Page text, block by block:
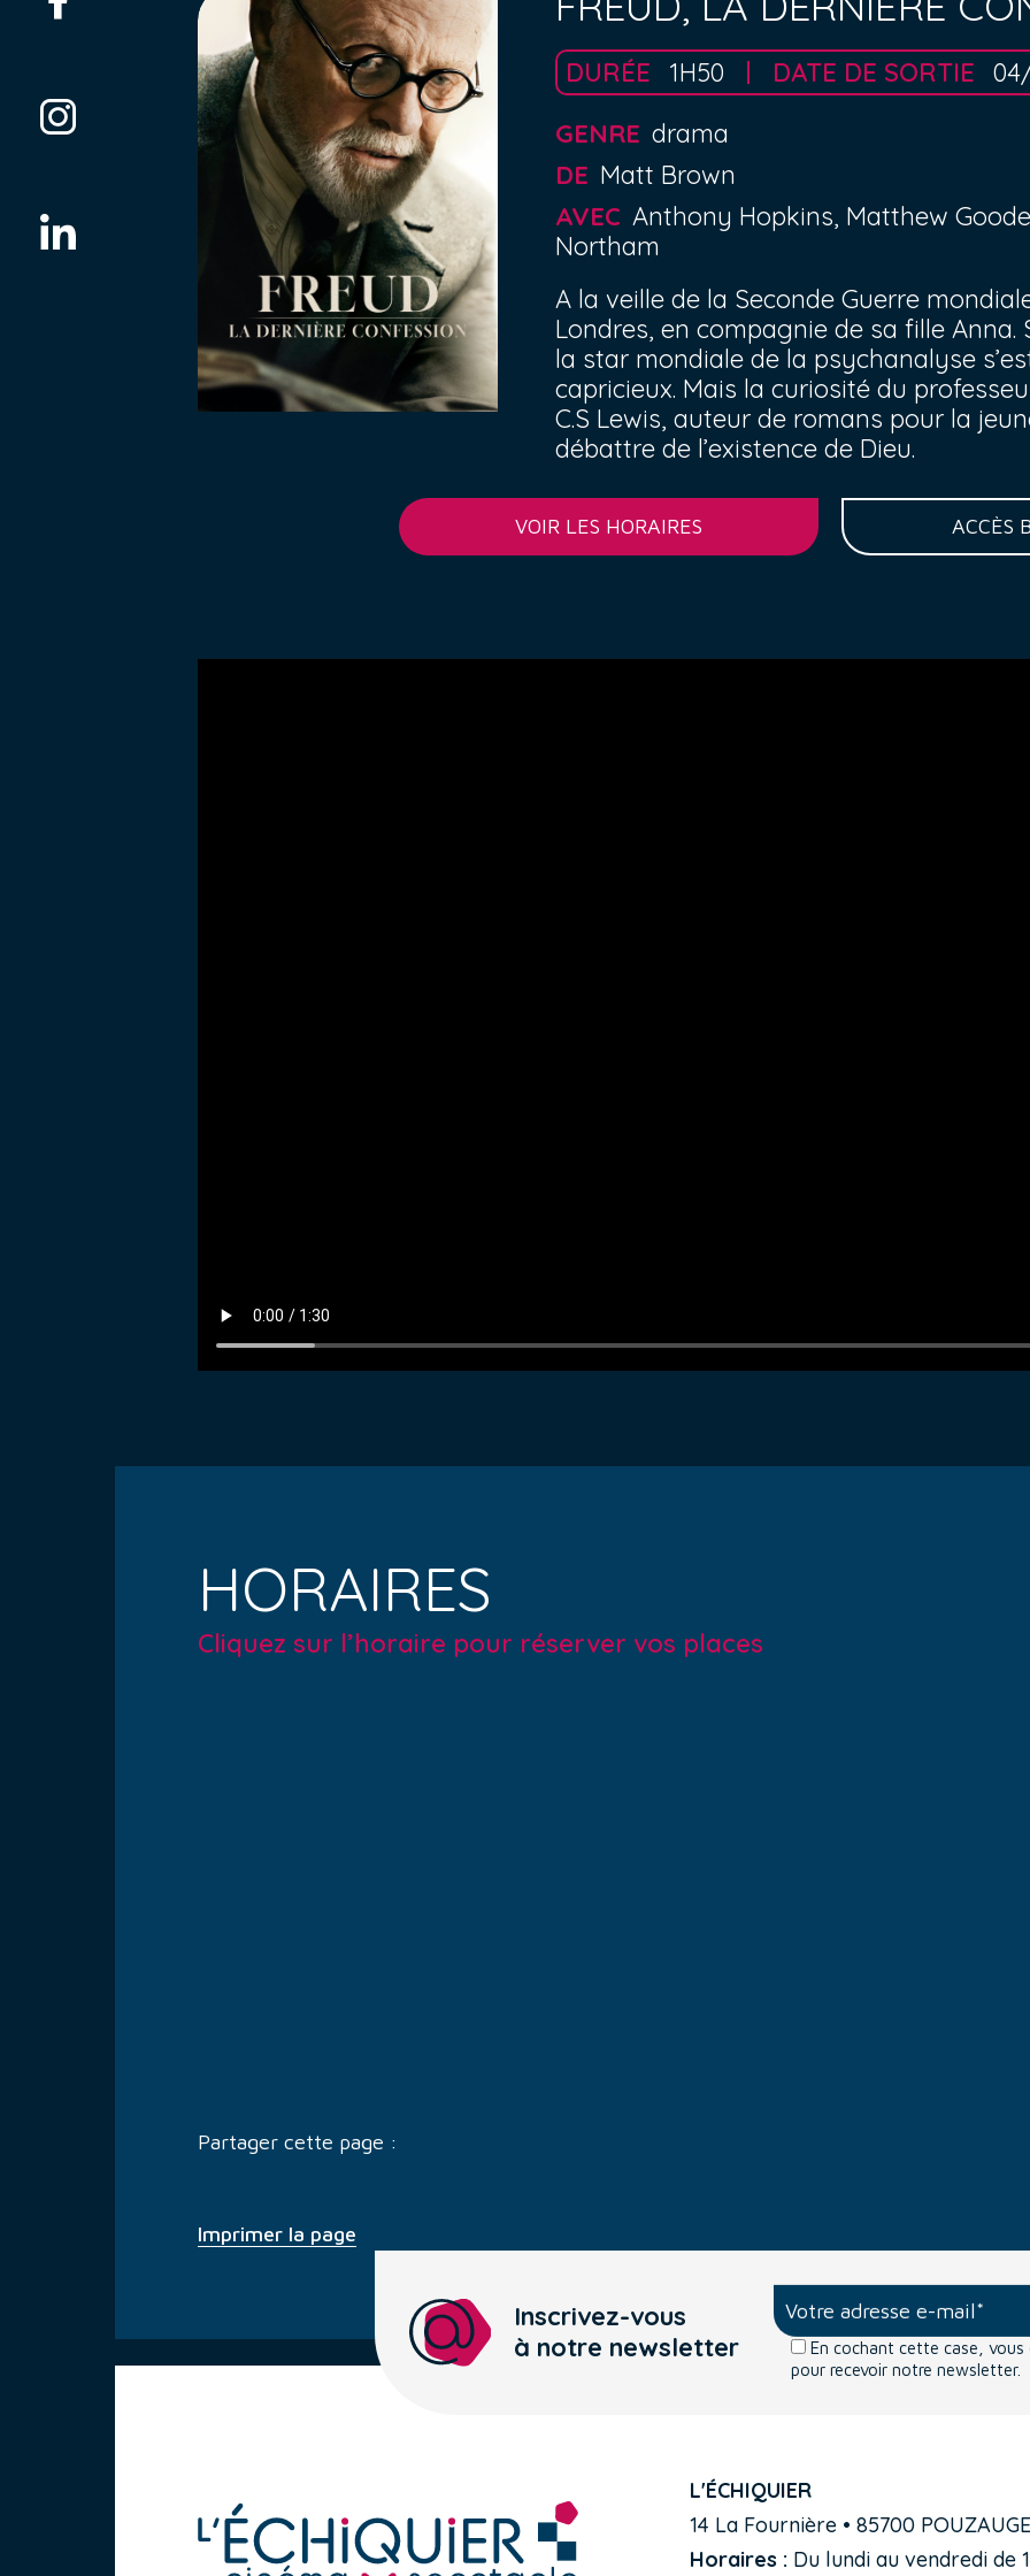
DURÉE 1H50 DATE DE SORTIE
GENRE drama
DE Matt Brown
AVEC Anthony Hopkins, Matthew
Northam
A la veille de la Seconde Guerre
Londres, en compagnie de sa fille Anna.
la star mondiale de la psychanalyse
capricieux. Mais la curiosité du
C.S Lewis, auteur de romans pour la
débattre de l’existence de Dieu.
VOIR LES HORAIRES ACCÈS
HORAIRES
Cliquez sur l’horaire pour réserver vos places
Partager cette page :
Imprimer la page
Inscrivez-vous
à notre newsletter
En cochant cette case,
pour recevoir notre newsletter.
L'ÉCHIQUIER
14 La Fournière • 85700
Horaires : Du lundi au vendredi de